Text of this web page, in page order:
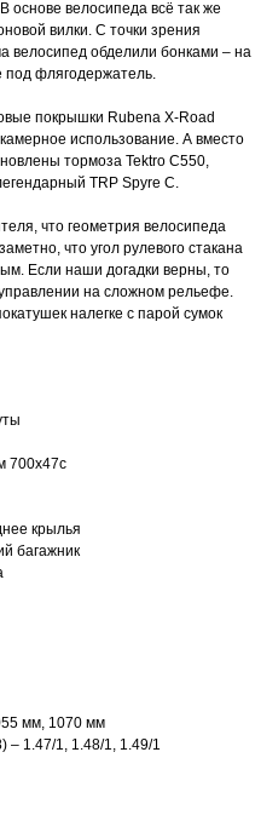
основе велосипеда всё так же
вилки. С точки зрения
велосипед обделили бонками – на
под флягодержатель.
покрышки Rubena X-Road
использование. А вместо
тормоза Tektro C550,
TRP Spyre C.
что геометрия велосипеда
что угол рулевого стакана
Если наши догадки верны, то
на сложном рельефе.
налегке с парой сумок
700x47c
крылья
багажник
мм, 1070 мм
– 1.47/1, 1.48/1, 1.49/1